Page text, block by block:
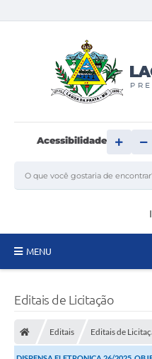
Acessibilidade
MENU
Carta de Serviços
Editais de Licitação
Editais Editais de